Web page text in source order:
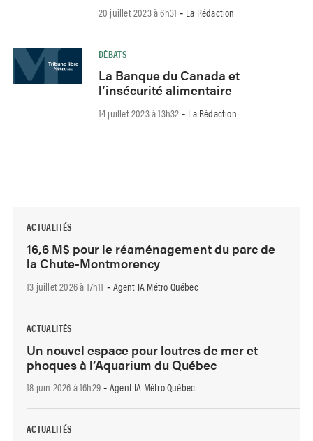
20 juillet 2023 à 6h31 - La Rédaction
DÉBATS
La Banque du Canada et
l’insécurité alimentaire
14 juillet 2023 à 13h32 - La Rédaction
ACTUALITÉS
16,6 M$ pour le réaménagement du parc de
la Chute-Montmorency
13 juillet 2026 à 17h11 - Agent IA Métro Québec
ACTUALITÉS
Un nouvel espace pour loutres de mer et
phoques à l’Aquarium du Québec
18 juin 2026 à 16h29 - Agent IA Métro Québec
ACTUALITÉS